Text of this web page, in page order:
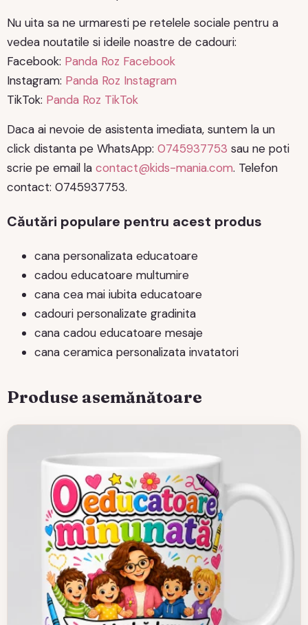
Nu uita sa ne urmaresti pe retelele sociale pentru a
vedea noutatile si ideile noastre de cadouri:
Facebook: Panda Roz Facebook
Instagram: Panda Roz Instagram
TikTok: Panda Roz TikTok
Daca ai nevoie de asistenta imediata, suntem la un
click distanta pe WhatsApp: 0745937753 sau ne poti
scrie pe email la contact@kids-mania.com. Telefon
contact: 0745937753.
Căutări populare pentru acest produs
cana personalizata educatoare
cadou educatoare multumire
cana cea mai iubita educatoare
cadouri personalizate gradinita
cana cadou educatoare mesaje
cana ceramica personalizata invatatori
Produse asemănătoare